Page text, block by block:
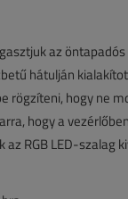
az
hátulján
hogy ne
hogy a
RGB LED-szalag